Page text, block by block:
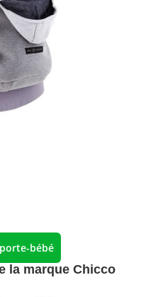
bébé
la marque Chicco